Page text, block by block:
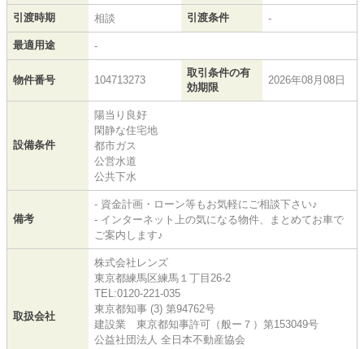
引渡時期 相談 引渡条件 -
最適用途 -
物件番号 104713273
取引条件の有
効期限
2026年08月08日
設備条件
陽当り良好
閑静な住宅地
都市ガス
公営水道
公共下水
備考
- 資金計画・ローン等もお気軽にご相談下さい♪
- インターネット上の気になる物件、まとめてお車で
ご案内します♪
取扱会社
株式会社レンズ
東京都練馬区練馬１丁目26-2
TEL:0120-221-035
東京都知事 (3) 第94762号
建設業 東京都知事許可（般ー７）第153049号
公益社団法人 全日本不動産協会